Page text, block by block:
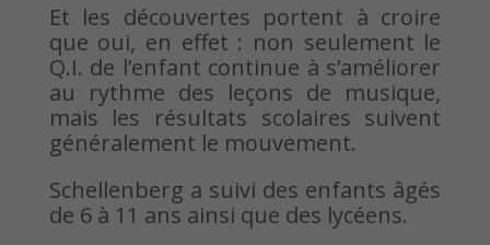
Et les découvertes portent à croire
que oui, en effet : non seulement le
Q.I. de l’enfant continue à s’améliorer
au rythme des leçons de musique,
mais les résultats scolaires suivent
généralement le mouvement.
Schellenberg a suivi des enfants âgés
de 6 à 11 ans ainsi que des lycéens.